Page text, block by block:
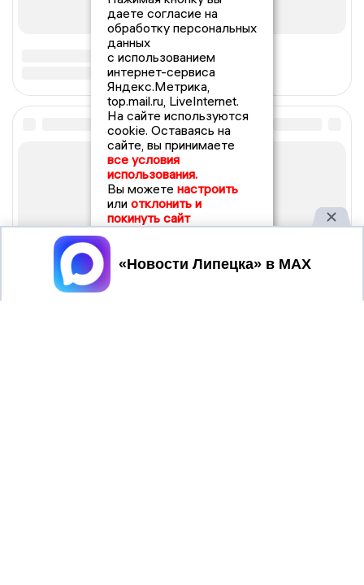
даете согласие на
обработку персональных
данных
с использованием
интернет-сервиса
Яндекс.Метрика,
top.mail.ru, LiveInternet.
На сайте используются
cookie. Оставаясь на
сайте, вы принимаете
все условия
использования.
Вы можете настроить
или отклонить и
покинуть сайт
Принять